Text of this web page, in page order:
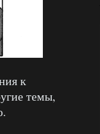
к
темы,